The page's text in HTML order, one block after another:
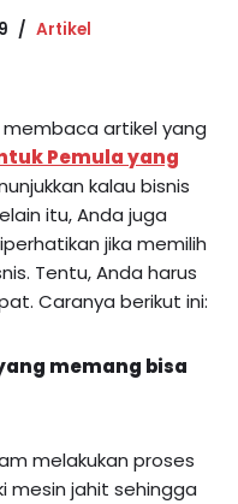
Artikel
membaca artikel yang
Pemula yang
kalau bisnis
itu, Anda juga
jika memilih
Tentu, Anda harus
Caranya berikut ini:
memang bisa
melakukan proses
mesin jahit sehingga